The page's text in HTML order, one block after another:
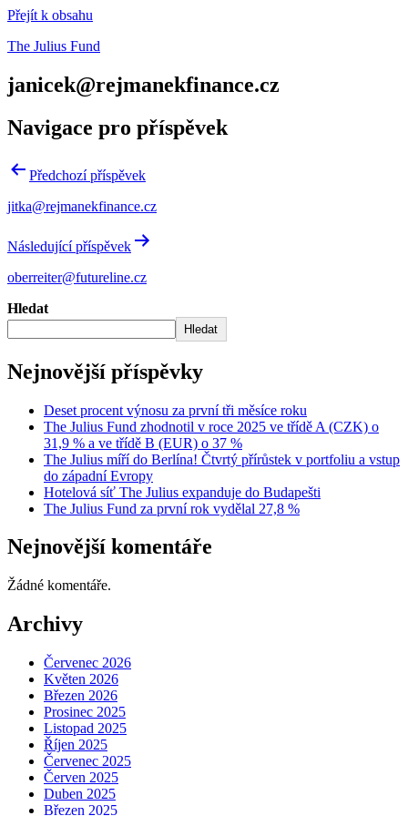
Přejít k obsahu
The Julius Fund
janicek@rejmanekfinance.cz
Navigace pro příspěvek
Předchozí příspěvek
jitka@rejmanekfinance.cz
Následující příspěvek
oberreiter@futureline.cz
Hledat
Hledat
Nejnovější příspěvky
Deset procent výnosu za první tři měsíce roku
The Julius Fund zhodnotil v roce 2025 ve třídě A (CZK) o
31,9 % a ve třídě B (EUR) o 37 %
The Julius míří do Berlína! Čtvrtý přírůstek v portfoliu a vstup
do západní Evropy
Hotelová síť The Julius expanduje do Budapešti
The Julius Fund za první rok vydělal 27,8 %
Nejnovější komentáře
Žádné komentáře.
Archivy
Červenec 2026
Květen 2026
Březen 2026
Prosinec 2025
Listopad 2025
Říjen 2025
Červenec 2025
Červen 2025
Duben 2025
Březen 2025